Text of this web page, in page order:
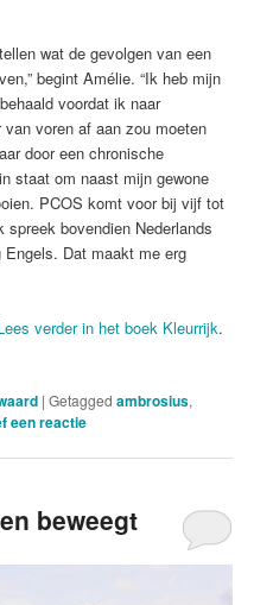
wat de gevolgen van een
begint Amélie. “Ik heb mijn
voordat ik naar
voren af aan zou moeten
door een chronische
staat om naast mijn gewone
PCOS komt voor bij vijf tot
bovendien Nederlands
Dat maakt me erg
verder in het boek Kleurrijk.
|Getagged ambrosius,
een reactie
beweegt